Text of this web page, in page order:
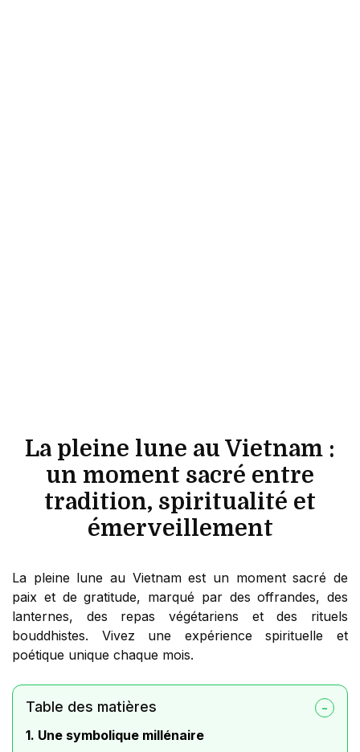
La pleine lune au Vietnam :
un moment sacré entre
tradition, spiritualité et
émerveillement
La pleine lune au Vietnam est un moment sacré de
paix et de gratitude, marqué par des offrandes, des
lanternes, des repas végétariens et des rituels
bouddhistes. Vivez une expérience spirituelle et
poétique unique chaque mois.
Table des matières
1. Une symbolique millénaire